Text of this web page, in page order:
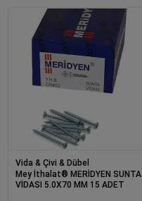
Vida & Çivi & Dübel
Mey İthalat® MERİDYEN SUNTA
VİDASI 5.0X70 MM 15 ADET